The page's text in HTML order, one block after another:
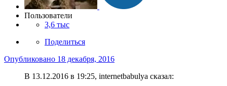
Пользователи
3,6 тыс
Поделиться
Опубликовано 18 декабря, 2016
В 13.12.2016 в 19:25, internetbabulya сказал: